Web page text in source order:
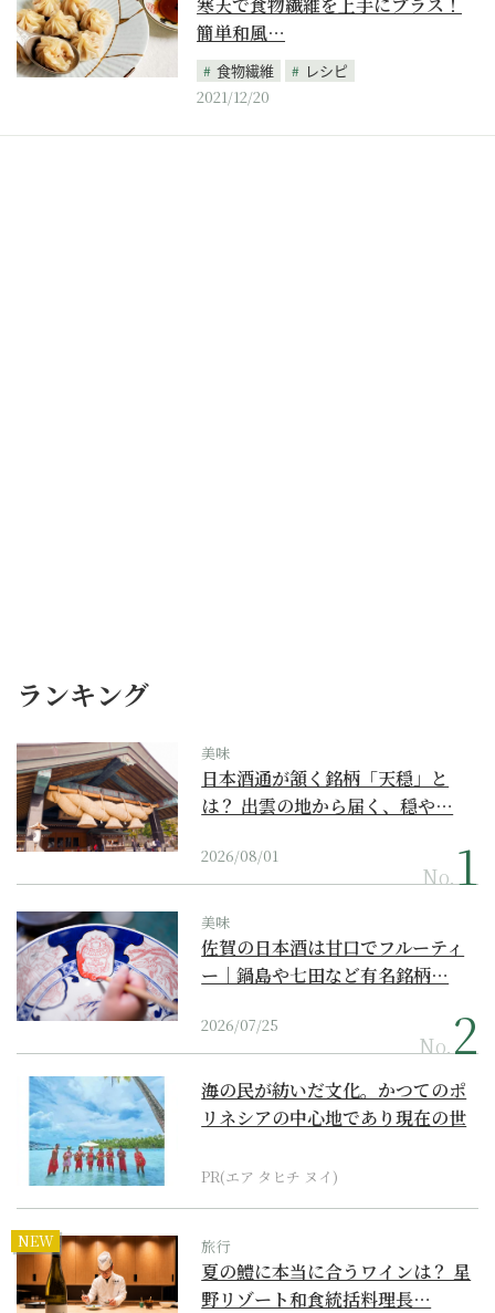
寒天で食物繊維を上手にプラス！
簡単和風…
食物繊維
レシピ
2021/12/20
ランキング
美味
日本酒通が頷く銘柄「天穏」と
は？ 出雲の地から届く、穏や…
2026/08/01
No.
美味
佐賀の日本酒は甘口でフルーティ
ー｜鍋島や七田など有名銘柄…
2026/07/25
No.
海の民が紡いだ文化。かつてのポ
リネシアの中心地であり現在の世
PR(エア タヒチ ヌイ)
NEW 旅行
夏の鱧に本当に合うワインは？ 星
野リゾート和食統括料理長…